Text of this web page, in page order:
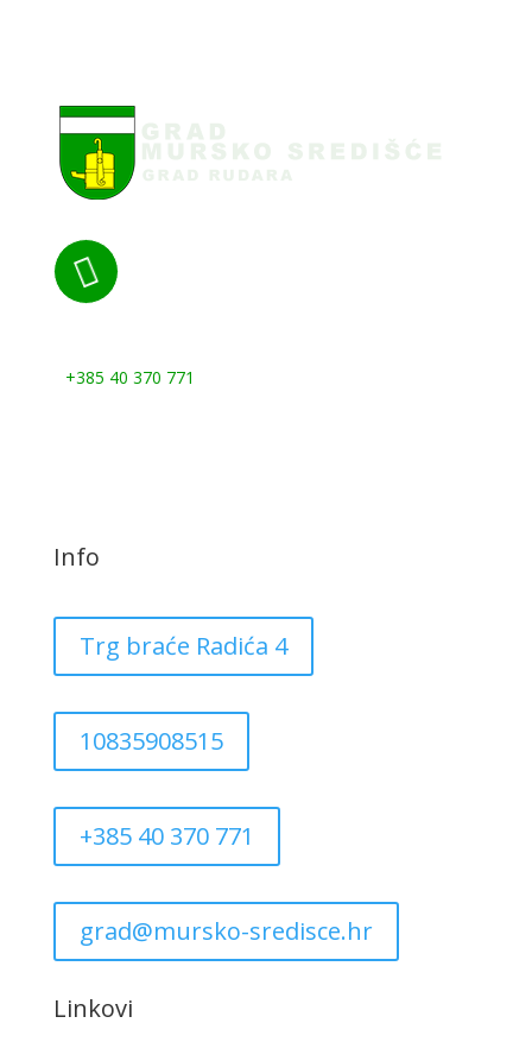

+385 40 370 771
Info
Trg braće Radića 4
10835908515
+385 40 370 771
grad@mursko-sredisce.hr
Linkovi